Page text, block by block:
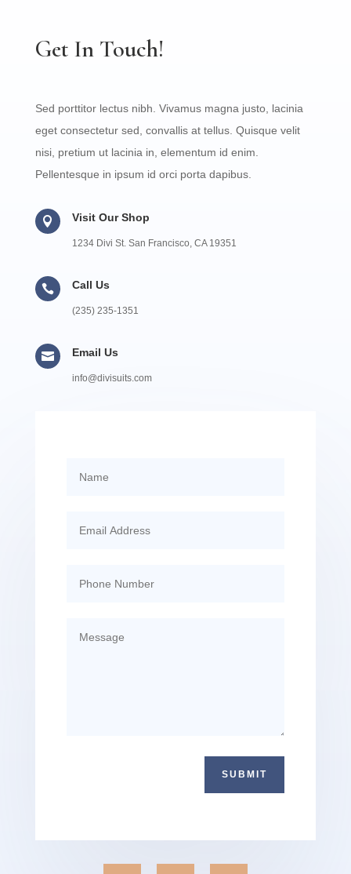
Get In Touch!
Sed porttitor lectus nibh. Vivamus magna justo, lacinia
eget consectetur sed, convallis at tellus. Quisque velit
nisi, pretium ut lacinia in, elementum id enim.
Pellentesque in ipsum id orci porta dapibus.
 Visit Our Shop
1234 Divi St. San Francisco, CA 19351
 Call Us
(235) 235-1351
 Email Us
info@divisuits.com
SUBMIT